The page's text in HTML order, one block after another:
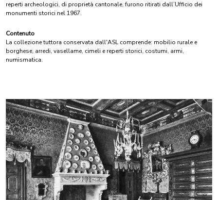
reperti archeologici, di proprietà cantonale, furono ritirati dall’Ufficio dei
monumenti storici nel 1967.
Contenuto
La collezione tuttora conservata dall'ASL comprende: mobilio rurale e
borghese, arredi, vasellame, cimeli e reperti storici, costumi, armi,
numismatica.